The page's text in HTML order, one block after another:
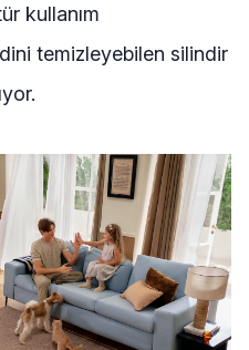
kullanım
temizleyebilen silindir